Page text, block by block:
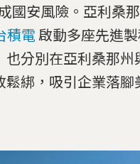
國安風險。亞利桑
積電啟動多座先進
也分別在亞利桑那州
綁，吸引企業落腳